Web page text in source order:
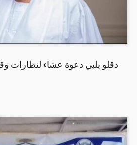
دقلو يلبي دعوة عشاء لنظارات